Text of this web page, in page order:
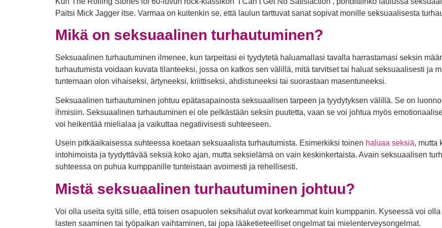
Paitsi Mick Jagger itse. Varmaa on kuitenkin se, että laulun tarttuvat sanat sopivat monille seksuaalisesta
Mikä on seksuaalinen turhautuminen?
Seksuaalinen turhautuminen ilmenee, kun tarpeitasi ei tyydytetä haluamallasi tavalla harrastamasi seksin
turhautumista voidaan kuvata tilanteeksi, jossa on katkos sen välillä, mitä tarvitset tai haluat seksuaalisesti ja
tuntemaan olon vihaiseksi, ärtyneeksi, kriittiseksi, ahdistuneeksi tai suorastaan masentuneeksi.
Seksuaalinen turhautuminen johtuu epätasapainosta seksuaalisen tarpeen ja tyydytyksen välillä. Se on
ihmisiin. Seksuaalinen turhautuminen ei ole pelkästään seksin puutetta, vaan se voi johtua myös
voi heikentää mielialaa ja vaikuttaa negatiivisesti suhteeseen.
Usein pitkäaikaisessa suhteessa koetaan seksuaalista turhautumista. Esimerkiksi toinen haluaa seksiä, mutta
intohimoista ja tyydyttävää seksiä koko ajan, mutta seksielämä on vain keskinkertaista. Avain seksuaalisen
suhteessa on puhua kumppanille tunteistaan avoimesti ja rehellisesti.
Mistä seksuaalinen turhautuminen johtuu?
Voi olla useita syitä sille, että toisen osapuolen seksihalut ovat korkeammat kuin kumppanin. Kyseessä voi
lasten saaminen tai työpaikan vaihtaminen, tai jopa lääketieteelliset ongelmat tai mielenterveysongelmat.